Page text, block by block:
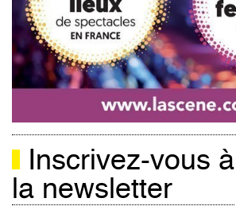
Inscrivez-vous à
la newsletter